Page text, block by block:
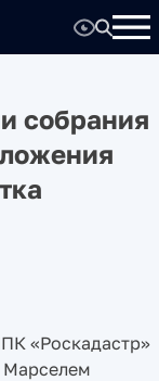
собрания
«Роскадастр»
Марселем